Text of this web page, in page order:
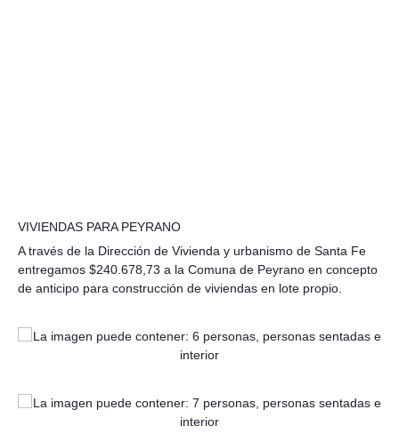
VIVIENDAS PARA PEYRANO
A través de la Dirección de Vivienda y urbanismo de Santa Fe
entregamos $240.678,73 a la Comuna de Peyrano en concepto
de anticipo para construcción de viviendas en lote propio.